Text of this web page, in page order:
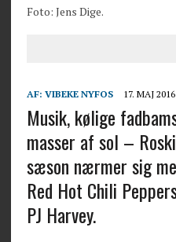
Foto: Jens Dige.
AF: VIBEKE NYFOS 17. MAJ 2016
Musik, kølige
masser af sol –
sæson nærmer sig
Red Hot Chili
PJ Harvey.